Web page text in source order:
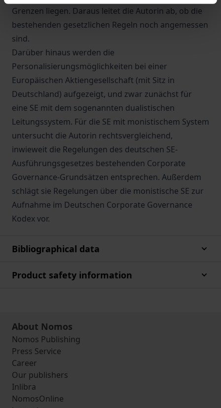
Grenzen liegen. Daraus leitet die Autorin ab, ob die
bestehenden gesetzlichen Regeln noch angemessen
sind.
Darüber hinaus werden die
Personalisierungsmöglichkeiten bei einer
Europäischen Aktiengesellschaft (mit Sitz in
Deutschland) aufgezeigt, und zwar zunächst für
eine SE mit dem sogenannten dualistischen
Leitungssystem. Für die SE mit monistischem System
untersucht die Autorin rechtsvergleichend,
inwieweit die Regelungen des deutschen SE-
Ausführungsgesetzes bestehenden Corporate
Governance-Grundsätzen entsprechen. Außerdem
schlägt sie Regelungen über die monistische SE zur
Aufnahme im Deutschen Corporate Governance
Kodex vor.
Bibliographical data
Product safety information
About Nomos
Nomos Publishing
Press Service
Career
Our publishers
Inlibra
NomosOnline